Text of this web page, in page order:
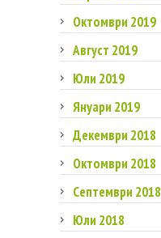
Октомври 2019
Август 2019
Юли 2019
Януари 2019
Декември 2018
Октомври 2018
Септември 2018
Юли 2018